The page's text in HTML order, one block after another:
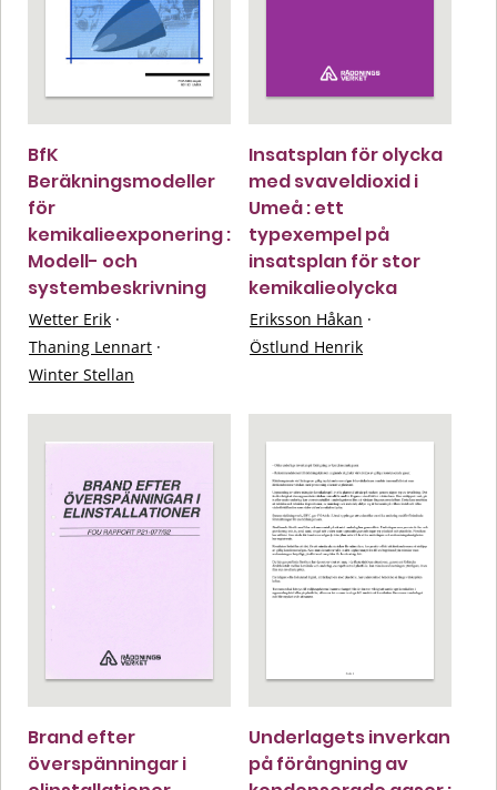
BfK
Beräkningsmodeller
för
kemikalieexponering :
Modell- och
systembeskrivning
Wetter Erik ·
Thaning Lennart ·
Winter Stellan
Insatsplan för olycka
med svaveldioxid i
Umeå : ett
typexempel på
insatsplan för stor
kemikalieolycka
Eriksson Håkan ·
Östlund Henrik
Brand efter
överspänningar i
Underlagets inverkan
på förångning av